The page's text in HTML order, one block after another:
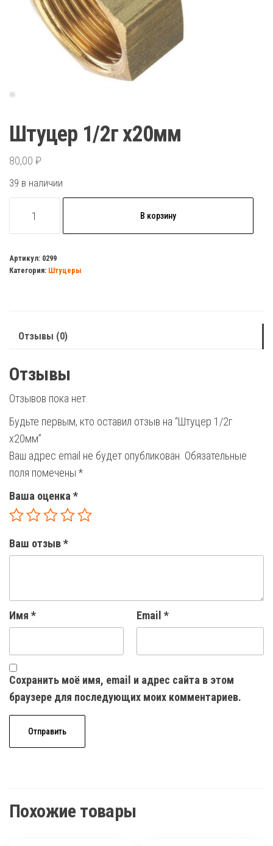
Штуцер 1/2г х20мм
80,00 ₽
39 в наличии
товара
1/2г
х20мм
В корзину
Артикул: 0299
Категория: Штуцеры
Отзывы (0)
Отзывы
Отзывов пока нет.
Будьте первым, кто оставил отзыв на “Штуцер 1/2г
х20мм”
Ваш адрес email не будет опубликован. Обязательные
поля помечены *
Ваша оценка *
Ваш отзыв*
Имя * Email *
Сохранить моё имя, email и адрес сайта в этом
браузере для последующих моих комментариев.
Похожие товары